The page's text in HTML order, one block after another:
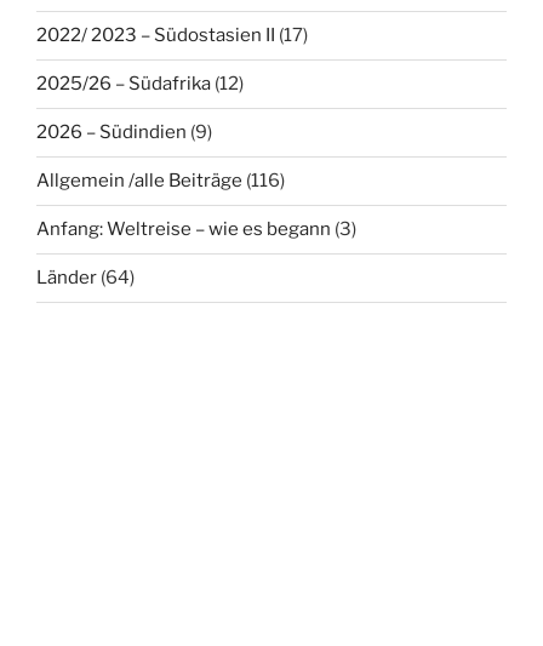
2022/ 2023 – Südostasien II (17)
2025/26 – Südafrika (12)
2026 – Südindien (9)
Allgemein /alle Beiträge (116)
Anfang: Weltreise – wie es begann (3)
Länder (64)